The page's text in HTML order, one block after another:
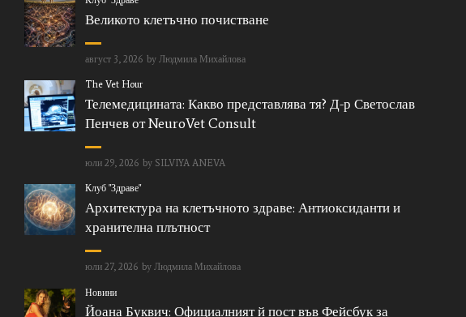
Великото клетъчно почистване
август 3, 2026 by Людмила Михайлова
The Vet Hour
Телемедицината: Какво представлява тя? Д-р Светослав
Пенчев от NeuroVet Consult
юли 29, 2026 by SILVIYA ANEVA
Клуб "Здраве"
Архитектура на клетъчното здраве: Антиоксиданти и
хранителна плътност
юли 27, 2026 by Людмила Михайлова
Новини
Йоана Буквич: Официалният й пост във Фейсбук за